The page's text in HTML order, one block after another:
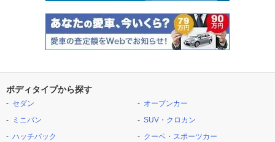
ボディタイプから探す
セダン
ミニバン
ハッチバック
オープンカー
SUV・クロカン
クーペ・スポーツカー